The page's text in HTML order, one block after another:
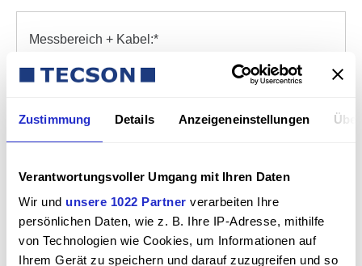
Zustimmung Details Anzeigeneinstellungen
Verantwortungsvoller Umgang mit Ihren Daten
Wir und unsere 1022 Partner verarbeiten Ihre
persönlichen Daten, wie z. B. Ihre IP-Adresse, mithilfe
von Technologien wie Cookies, um Informationen auf
Ihrem Gerät zu speichern und darauf zuzugreifen und so
Pflichtfeld
Messbereich + Kabel:*
Pflichtfeld
Sondenkopf Material
Schutzkappe
Pflichtfeld
Prozessdichtung*